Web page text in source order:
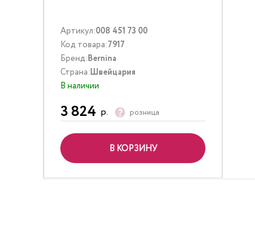
Артикул:008 451 73 00
Код товара:7917
Бренд:Bernina
Страна:Швейцария
В наличии
3 824 р. розница
В КОРЗИНУ